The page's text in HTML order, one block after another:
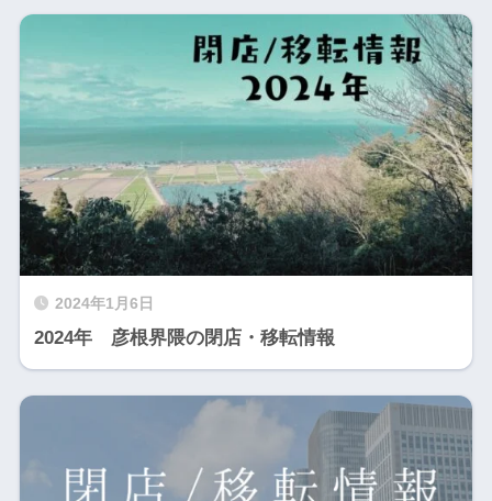
2024年1月6日
2024年 彦根界隈の閉店・移転情報